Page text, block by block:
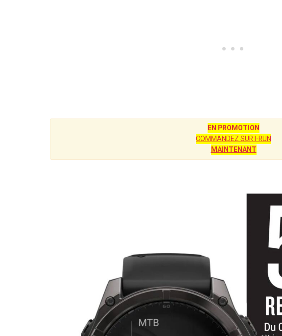
EN PROMOTION
COMMANDEZ SUR I-RUN
MAINTENANT